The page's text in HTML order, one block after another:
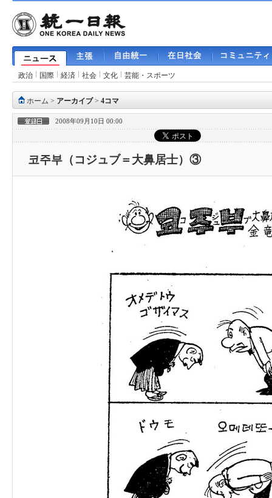
政治 国際 経済 社会 文化 芸能・スポーツ
ホーム > アーカイブ> 4コマ
2008年09月10日 00:00
코주부（コジュブ＝大鼻居士）③